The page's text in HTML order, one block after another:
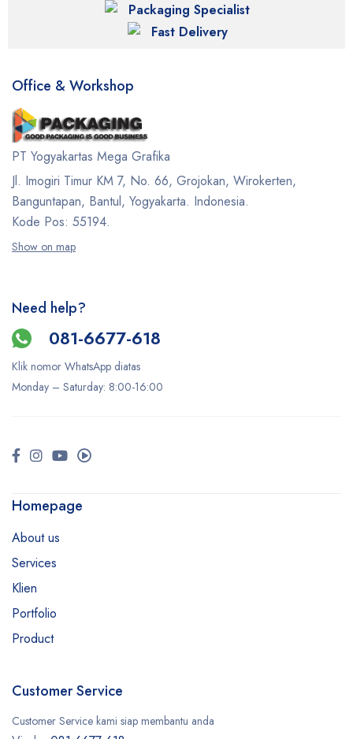
Packaging Specialist
Fast Delivery
Office & Workshop
PT Yogyakartas Mega Grafika
Jl. Imogiri Timur KM 7, No. 66, Grojokan, Wirokerten,
Banguntapan, Bantul, Yogyakarta. Indonesia.
Kode Pos: 55194.
Show on map
Need help?
081-6677-618
Klik nomor WhatsApp diatas
Monday – Saturday: 8:00-16:00
Homepage
About us
Services
Klien
Portfolio
Product
Customer Service
Customer Service kami siap membantu anda